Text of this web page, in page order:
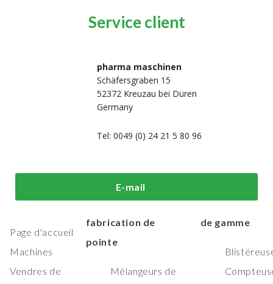
Service client
pharma maschinen
Schäfersgraben 15
52372 Kreuzau bei Düren
Germany
Tel: 0049 (0) 24 21 5 80 96
E-mail
Page d'accueil
Machines
Vendres de
Machines de
traitement et de
fabrication de
pointe
Mélangeurs de
d'emballage
de gamme